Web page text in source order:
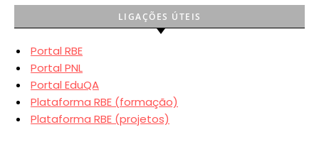
LIGAÇÕES ÚTEIS
Portal RBE
Portal PNL
Portal EduQA
Plataforma RBE (formação)
Plataforma RBE (projetos)